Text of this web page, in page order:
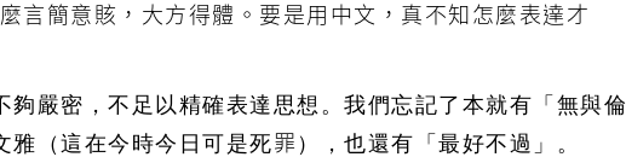
言簡意賅，大方得體。要是用中文，真不知怎麼表達才
嚴密，不足以精確表達思想。我們忘記了本就有「無與倫
（這在今時今日可是死罪），也還有「最好不過」。